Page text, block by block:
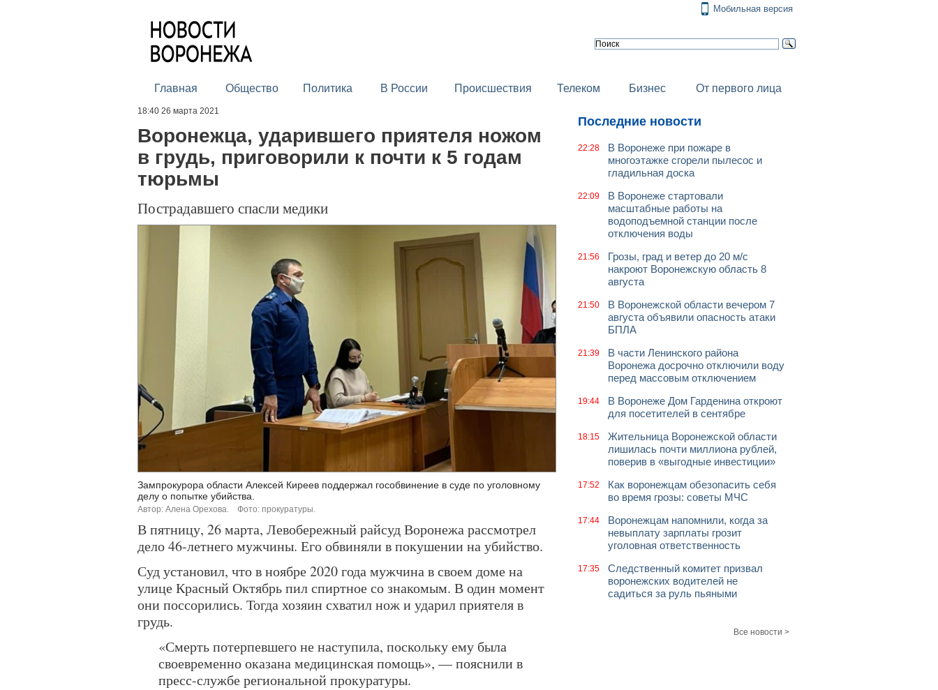
Мобильная версия
Главная Общество Политика В России Происшествия Телеком Бизнес От первого лица
18:40 26 марта 2021
Воронежца, ударившего приятеля ножом
в грудь, приговорили к почти к 5 годам
тюрьмы
Пострадавшего спасли медики
Зампрокурора области Алексей Киреев поддержал гособвинение в суде по уголовному
делу о попытке убийства.
Автор: Алена Орехова. Фото: прокуратуры.
В пятницу, 26 марта, Левобережный райсуд Воронежа рассмотрел
дело 46-летнего мужчины. Его обвиняли в покушении на убийство.
Суд установил, что в ноябре 2020 года мужчина в своем доме на
улице Красный Октябрь пил спиртное со знакомым. В один момент
они поссорились. Тогда хозяин схватил нож и ударил приятеля в
грудь.
«Смерть потерпевшего не наступила, поскольку ему была
своевременно оказана медицинская помощь», — пояснили в
пресс-службе региональной прокуратуры.
Последние новости
22:28
В Воронеже при пожаре в
многоэтажке сгорели пылесос и
гладильная доска
22:09
В Воронеже стартовали
масштабные работы на
водоподъемной станции после
отключения воды
21:56
Грозы, град и ветер до 20 м/с
накроют Воронежскую область 8
августа
21:50
В Воронежской области вечером 7
августа объявили опасность атаки
БПЛА
21:39
В части Ленинского района
Воронежа досрочно отключили воду
перед массовым отключением
19:44
В Воронеже Дом Гарденина откроют
для посетителей в сентябре
18:15
Жительница Воронежской области
лишилась почти миллиона рублей,
поверив в «выгодные инвестиции»
17:52
Как воронежцам обезопасить себя
во время грозы: советы МЧС
17:44
Воронежцам напомнили, когда за
невыплату зарплаты грозит
уголовная ответственность
17:35
Следственный комитет призвал
воронежских водителей не
садиться за руль пьяными
Все новости >